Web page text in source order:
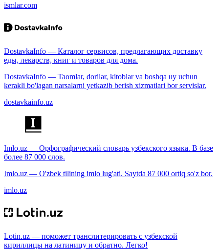
ismlar.com
DostavkaInfo — Каталог сервисов, предлагающих доставку
еды, лекарств, книг и товаров для дома.
DostavkaInfo — Taomlar, dorilar, kitoblar va boshqa uy uchun
kerakli bo'lagan narsalarni yetkazib berish xizmatlari bor servislar.
dostavkainfo.uz
Imlo.uz — Орфографический словарь узбекского языка. В базе
более 87 000 слов.
Imlo.uz — O'zbek tilining imlo lug'ati. Saytda 87 000 ortiq so'z bor.
imlo.uz
Lotin.uz — поможет транслитерировать с узбекской
кириллицы на латиницу и обратно. Легко!